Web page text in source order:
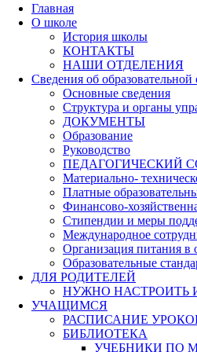
Главная
О школе
История школы
КОНТАКТЫ
НАШИ ОТДЕЛЕНИЯ
Сведения об образовательной
Основные сведения
Структура и органы
ДОКУМЕНТЫ
Образование
Руководство
ПЕДАГОГИЧЕСКИЙ
Материально-
Платные
Финансово-
Стипендии и меры
Международное
Организация питания в
Образовательные
ДЛЯ РОДИТЕЛЕЙ
НУЖНО НАСТРОИТЬ
УЧАЩИМСЯ
РАСПИСАНИЕ
БИБЛИОТЕКА
УЧЕБНИКИ ПО